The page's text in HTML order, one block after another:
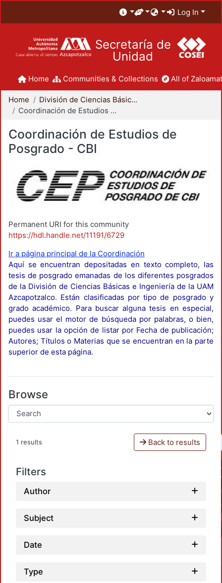
Log In
Secretaría de
Unidad
Home Communities & Collections All of
Home
División de Ciencias Básicas e Ingeniería
Coordinación de Estudios de Posgrado - CBI
Coordinación de Estudios de
Posgrado - CBI
Permanent URI for this community
https://hdl.handle.net/11191/6729
Ir a página principal de la Coordinación
Aquí se encuentran depositadas en texto completo, las
tesis de posgrado emanadas de los diferentes posgrados
de la División de Ciencias Básicas e Ingeniería de la UAM
Azcapotzalco. Están clasificadas por tipo de posgrado y
grado académico. Para buscar alguna tesis en especial,
puedes usar el motor de búsqueda por palabras, o bien,
puedes usar la opción de listar por Fecha de publicación;
Autores; Títulos o Materias que se encuentran en la parte
superior de esta página.
Browse
1 results Back to results
Filters
Author
Subject
Date
Type